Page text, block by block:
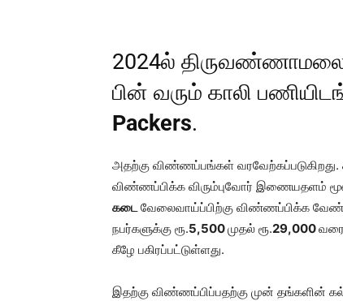
2024ல்
பின் வரும் காலி
Packers.
அதற்கு விண்ணப்பங்கள்
விண்ணப்பிக்க விரும்புவோர் இணையதளம்
கடைவேலைவாய்ப்பிற்கு விண்ணப்பிக்க
நபர்களுக்கு ரூ.5,500முதல் ரூ.29,000
கீழே பகிரப்பட்டுள்ளது.
இதற்கு விண்ணப்பிப்பதற்கு முன் தங்களின்